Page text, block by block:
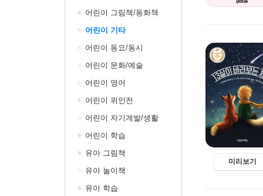
어린이 그림책/동화책
어린이 기타
어린이 동요/동시
어린이 문화/예술
어린이 영어
어린이 위인전
어린이 자기계발/생활
어린이 학습
유아 그림책
유아 놀이책
유아 학습
미리보기